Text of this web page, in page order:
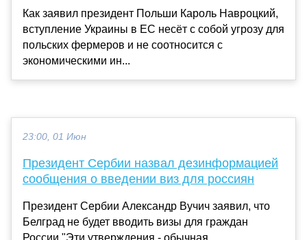
Как заявил президент Польши Кароль Навроцкий,
вступление Украины в ЕС несёт с собой угрозу для
польских фермеров и не соотносится с
экономическими ин...
23:00, 01 Июн
Президент Сербии назвал дезинформацией
сообщения о введении виз для россиян
Президент Сербии Александр Вучич заявил, что
Белград не будет вводить визы для граждан